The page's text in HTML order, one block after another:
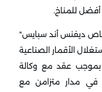
للمناخ.
ديفنس أند سبايس"
الأقمار الصناعية
بموجب عقد مع وكالة
في مدار متزامن مع